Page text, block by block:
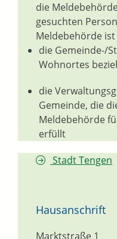
die
gesuchten
Meldebehörde ist
die Gemeinde-/
Wohnortes
die
Gemeinde, die
Meldebehörde
erfüllt
Stadt Tengen
Hausanschrift
Marktstraße 1